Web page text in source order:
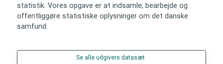
statistik. Vores opgave er at indsamle, bearbejde og
offentliggøre statistiske oplysninger om det danske
samfund.
Se alle udgivers datasæt